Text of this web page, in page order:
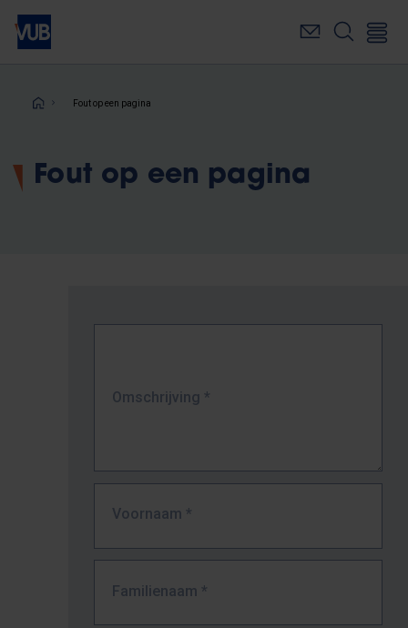
Overslaan
naar
inhoudKruimelpad
Fout op een pagina
Fout op een pagina
Omschrijving *
Voornaam *
Familienaam *